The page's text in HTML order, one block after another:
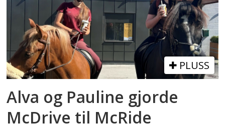
PLUSS
Alva og Pauline gjorde
McDrive til McRide